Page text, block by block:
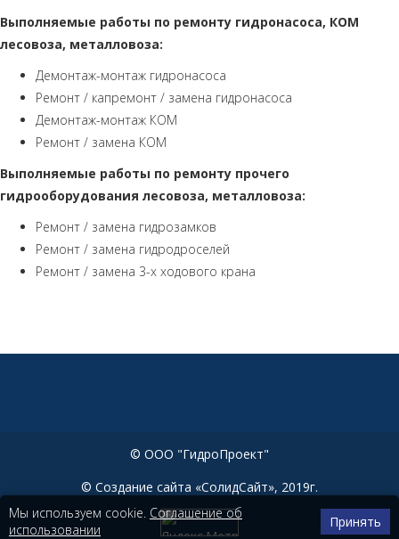
Выполняемые работы по ремонту гидронасоса, КОМ
лесовоза, металловоза:
Демонтаж-монтаж гидронасоса
Ремонт / капремонт / замена гидронасоса
Демонтаж-монтаж КОМ
Ремонт / замена КОМ
Выполняемые работы по ремонту прочего
гидрооборудования лесовоза, металловоза:
Ремонт / замена гидрозамков
Ремонт / замена гидродроселей
Ремонт / замена 3-х ходового крана
© ООО "ГидроПроект"
© Создание сайта «СолидСайт», 2019г.
Мы используем cookie. Соглашение об
использовании
Принять